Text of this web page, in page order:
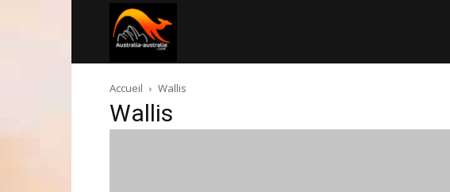
australie.com
Accueil Wallis
Wallis